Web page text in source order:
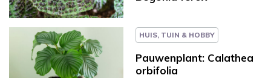
HUIS, TUIN & HOBBY
Pauwenplant: Calathea
orbifolia